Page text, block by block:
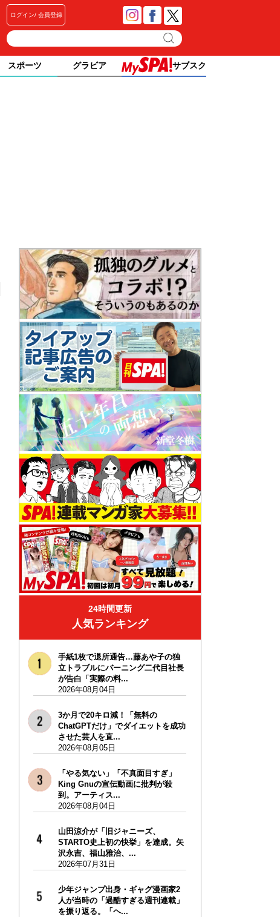
ログイン 会員登録
スポーツ グラビア サブスク
24時間更新
人気ランキング
手紙1枚で退所通告…藤あや子の独
立トラブルにバーニング二代目社長
が告白「実際の料...
2026年08月04日
3か月で20キロ減！「無料の
ChatGPTだけ」でダイエットを成功
させた芸人を直...
2026年08月05日
「やる気ない」「不真面目すぎ」
King Gnuの宣伝動画に批判が殺
到。アーティス...
2026年08月04日
山田涼介が「旧ジャニーズ、
STARTO史上初の快挙」を達成。矢
沢永吉、福山雅治、...
2026年07月31日
少年ジャンプ出身・ギャグ漫画家2
人が当時の「過酷すぎる週刊連載」
を振り返る。「ヘ...